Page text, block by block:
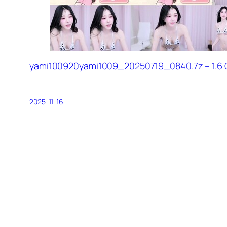
yami100920yami1009_20250719_0840.7z – 1.6
2025-11-16